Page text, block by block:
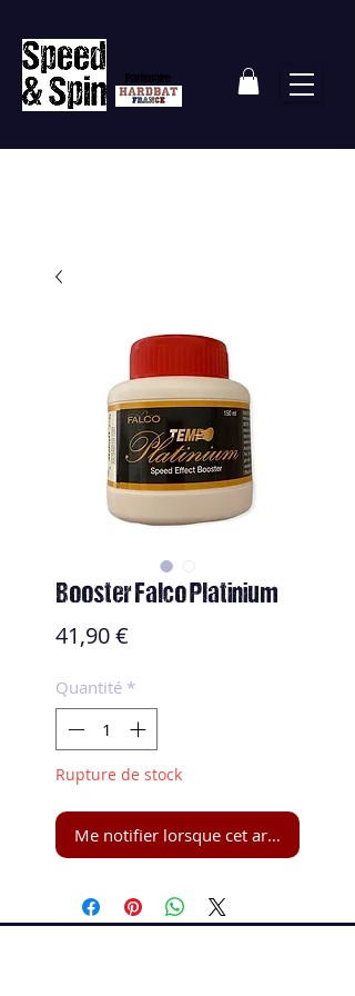
Partenaire
Booster Falco Platinium
41,90 €
Quantité *
Rupture de stock
Me notifier lorsque cet article est